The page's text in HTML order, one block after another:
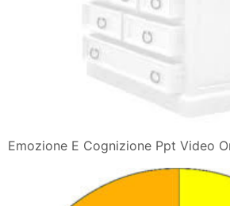
Emozione E Cognizione Ppt Video